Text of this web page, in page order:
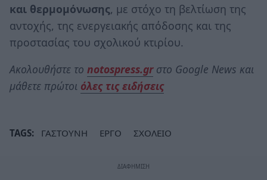
και θερμομόνωσης, με στόχο τη βελτίωση της
αντοχής, της ενεργειακής απόδοσης και της
προστασίας του σχολικού κτιρίου.
Ακολουθήστε το notospress.grστο Google News και
μάθετε πρώτοι όλες τις ειδήσεις
TAGS: ΓΑΣΤΟΥΝΗ ΕΡΓΟ ΣΧΟΛΕΙΟ